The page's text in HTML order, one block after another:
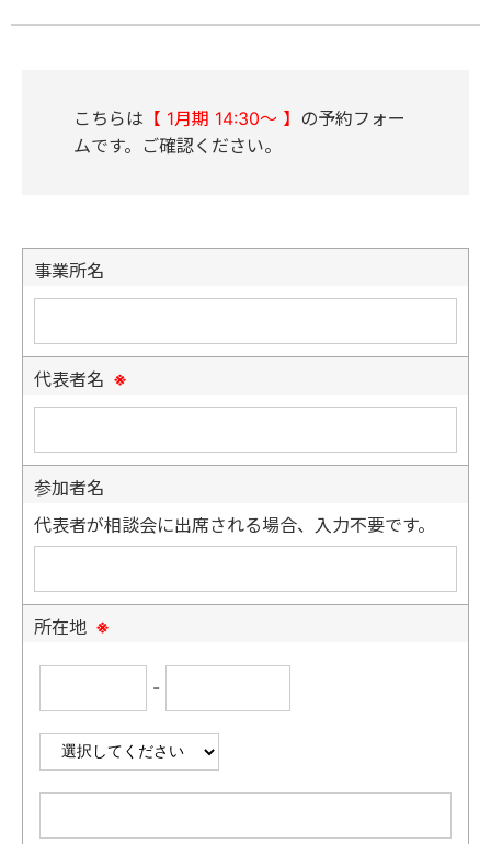
こちらは 【 1月期 14:30～ 】 の予約フォー
ムです。ご確認ください。
事業所名
代表者名 ※
参加者名
代表者が相談会に出席される場合、入力不要です。
所在地 ※
-